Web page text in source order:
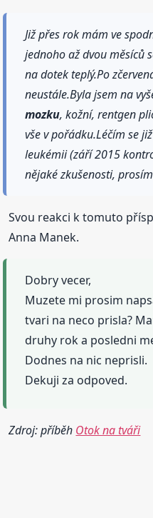
Již přes rok mám ve
jednoho až dvou měsíců
na dotek teplý.Po
neustále.Byla jsem na
mozku, kožní, rentgen
vše v pořádku.Léčím se
leukémii (září 2015
nějaké zkušenosti,
Svou reakci k tomuto
Anna Manek.
Dobry vecer,
Muzete mi prosim
tvari na neco prisla?
druhy rok a posledni
Dodnes na nic neprisli.
Dekuji za odpoved.
Zdroj: příběh Otok na tváři